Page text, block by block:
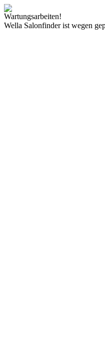
Wartungsarbeiten!
Wella Salonfinder ist wegen